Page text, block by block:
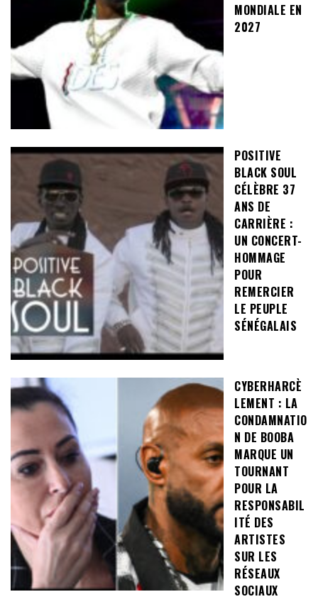
MONDIALE EN
2027
POSITIVE
BLACK SOUL
CÉLÈBRE 37
ANS DE
CARRIÈRE :
UN CONCERT-
HOMMAGE
POUR
REMERCIER
LE PEUPLE
SÉNÉGALAIS
CYBERHARCÈ
LEMENT : LA
CONDAMNATIO
N DE BOOBA
MARQUE UN
TOURNANT
POUR LA
RESPONSABIL
ITÉ DES
ARTISTES
SUR LES
RÉSEAUX
SOCIAUX